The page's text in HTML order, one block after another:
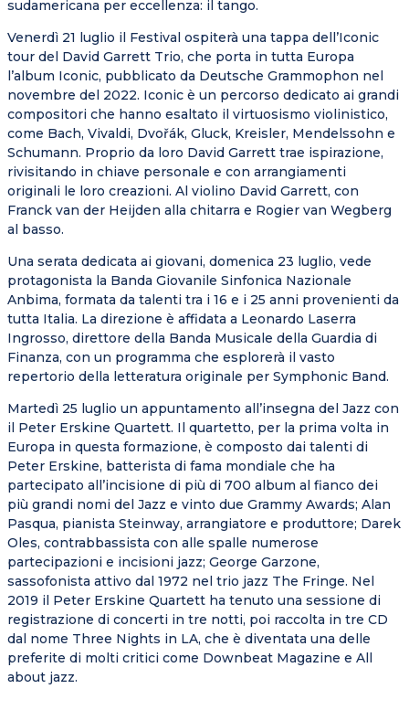
sudamericana per eccellenza: il tango.
Venerdì 21 luglio il Festival ospiterà una tappa dell’Iconic
tour del David Garrett Trio, che porta in tutta Europa
l’album Iconic, pubblicato da Deutsche Grammophon nel
novembre del 2022. Iconic è un percorso dedicato ai grandi
compositori che hanno esaltato il virtuosismo violinistico,
come Bach, Vivaldi, Dvořák, Gluck, Kreisler, Mendelssohn e
Schumann. Proprio da loro David Garrett trae ispirazione,
rivisitando in chiave personale e con arrangiamenti
originali le loro creazioni. Al violino David Garrett, con
Franck van der Heijden alla chitarra e Rogier van Wegberg
al basso.
Una serata dedicata ai giovani, domenica 23 luglio, vede
protagonista la Banda Giovanile Sinfonica Nazionale
Anbima, formata da talenti tra i 16 e i 25 anni provenienti da
tutta Italia. La direzione è affidata a Leonardo Laserra
Ingrosso, direttore della Banda Musicale della Guardia di
Finanza, con un programma che esplorerà il vasto
repertorio della letteratura originale per Symphonic Band.
Martedì 25 luglio un appuntamento all’insegna del Jazz con
il Peter Erskine Quartett. Il quartetto, per la prima volta in
Europa in questa formazione, è composto dai talenti di
Peter Erskine, batterista di fama mondiale che ha
partecipato all’incisione di più di 700 album al fianco dei
più grandi nomi del Jazz e vinto due Grammy Awards; Alan
Pasqua, pianista Steinway, arrangiatore e produttore; Darek
Oles, contrabbassista con alle spalle numerose
partecipazioni e incisioni jazz; George Garzone,
sassofonista attivo dal 1972 nel trio jazz The Fringe. Nel
2019 il Peter Erskine Quartett ha tenuto una sessione di
registrazione di concerti in tre notti, poi raccolta in tre CD
dal nome Three Nights in LA, che è diventata una delle
preferite di molti critici come Downbeat Magazine e All
about jazz.